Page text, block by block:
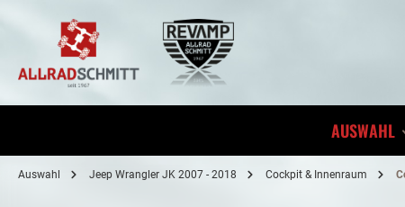
springen
AUSWAHL
Auswahl Jeep Wrangler JK 2007 - 2018 Cockpit & Innenraum